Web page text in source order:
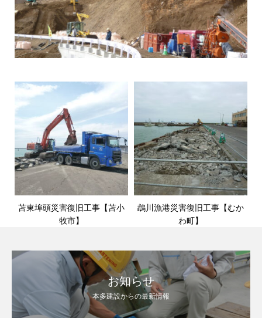
苫東埠頭災害復旧工事【苫小
牧市】
鵡川漁港災害復旧工事【むか
わ町】
お知らせ
本多建設からの最新情報